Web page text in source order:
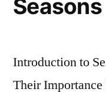
Seasons
Introduction to
Their Importance